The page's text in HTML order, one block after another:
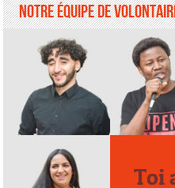
Notre équipe de
Toi